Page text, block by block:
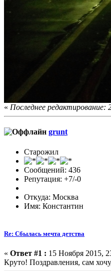
« Последнее
grunt
Старожил
Сообщений: 436
Репутация: +7/-0
Откуда: Москва
Имя: Константин
Re: Сбылась мечта детства
« Ответ #1 : 15 Ноября 2015,
Круто! Поздравления, сам